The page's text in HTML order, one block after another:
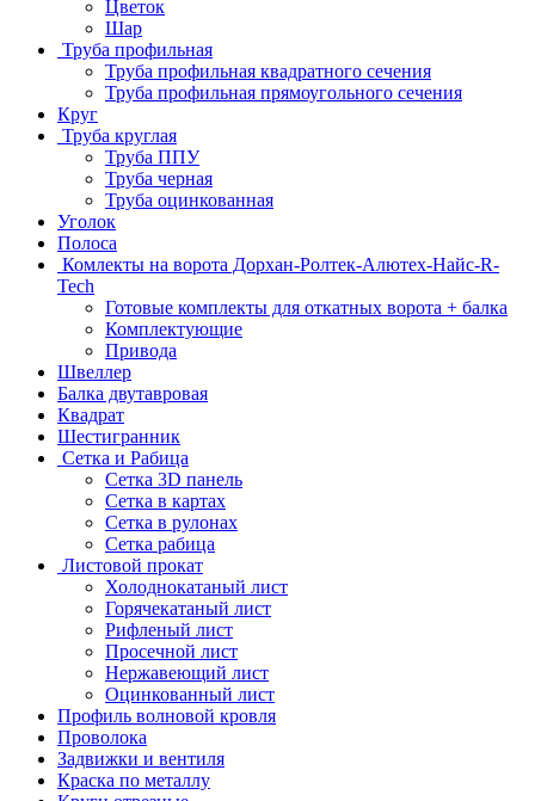
Цветок
Шар
Труба профильная
Труба профильная квадратного сечения
Труба профильная прямоугольного сечения
Круг
Труба круглая
Труба ППУ
Труба черная
Труба оцинкованная
Уголок
Полоса
Комлекты на ворота Дорхан-Ролтек-Алютех-Найс-R-
Tech
Готовые комплекты для откатных ворота + балка
Комплектующие
Привода
Швеллер
Балка двутавровая
Квадрат
Шестигранник
Сетка и Рабица
Сетка 3D панель
Сетка в картах
Сетка в рулонах
Сетка рабица
Листовой прокат
Холоднокатаный лист
Горячекатаный лист
Рифленый лист
Просечной лист
Нержавеющий лист
Оцинкованный лист
Профиль волновой кровля
Проволока
Задвижки и вентиля
Краска по металлу